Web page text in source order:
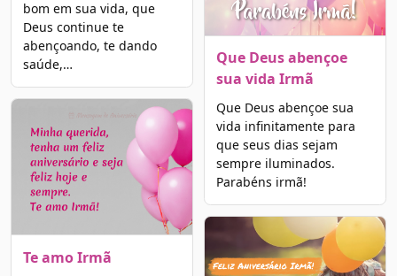
bom em sua vida, que
Deus continue te
abençoando, te dando
saúde,…
Te amo Irmã
Que Deus abençoe
sua vida Irmã
Que Deus abençoe sua
vida infinitamente para
que seus dias sejam
sempre iluminados.
Parabéns irmã!